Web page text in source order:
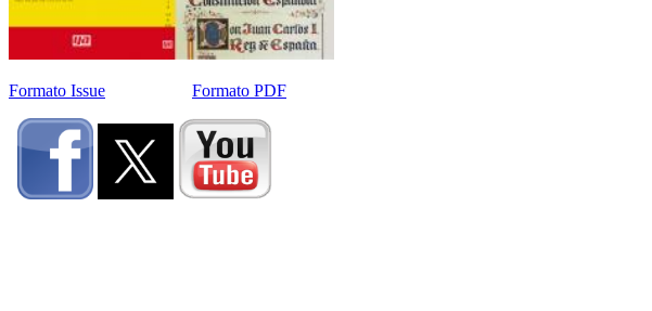
Formato Issue Formato PDF